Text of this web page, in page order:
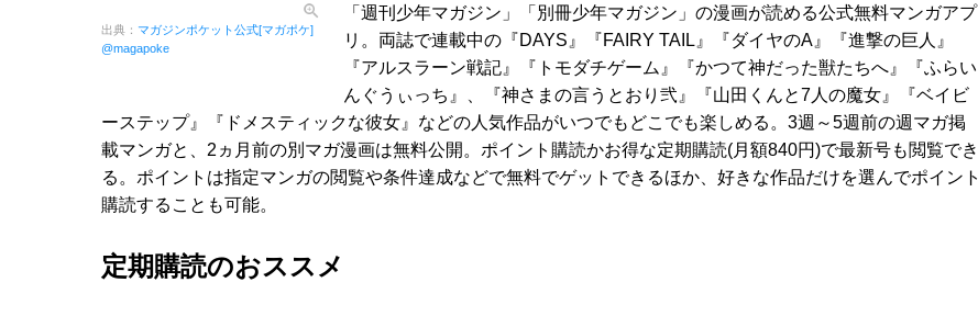
出典： マガジンポケット公式[マガポケ]
@magapoke
「週刊少年マガジン」「別冊少年マガジン」の漫画が読める公式無料マンガアプ
リ。両誌で連載中の『DAYS』『FAIRY TAIL』『ダイヤのA』『進撃の巨人』
『アルスラーン戦記』『トモダチゲーム』『かつて神だった獣たちへ』『ふらい
んぐうぃっち』、『神さまの言うとおり弐』『山田くんと7人の魔女』『ベイビ
ーステップ』『ドメスティックな彼女』などの人気作品がいつでもどこでも楽しめる。3週～5週前の週マガ掲
載マンガと、2ヵ月前の別マガ漫画は無料公開。ポイント購読かお得な定期購読(月額840円)で最新号も閲覧でき
る。ポイントは指定マンガの閲覧や条件達成などで無料でゲットできるほか、好きな作品だけを選んでポイント
購読することも可能。
定期購読のおススメ